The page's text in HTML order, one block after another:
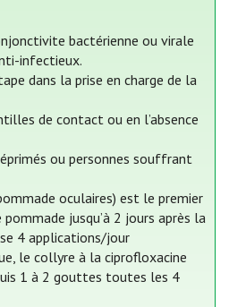
bactérienne ou virale
infectieux.
dans la prise en charge de la
de contact ou en l’absence
ou personnes souffrant
oculaires) est le premier
jusqu’à 2 jours après la
4 applications/jour
le collyre à la ciprofloxacine
1 à 2 gouttes toutes les 4